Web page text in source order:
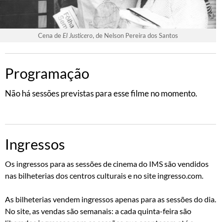
Cena deEl Justicero, de Nelson Pereira dos Santos
Programação
Não há sessões previstas para esse filme no momento.
Ingressos
Os ingressos para as sessões de cinema do IMS são vendidos
nas bilheterias dos centros culturais e no site ingresso.com.
As bilheterias vendem ingressos apenas para as sessões do dia.
No site, as vendas são semanais: a cada quinta-feira são